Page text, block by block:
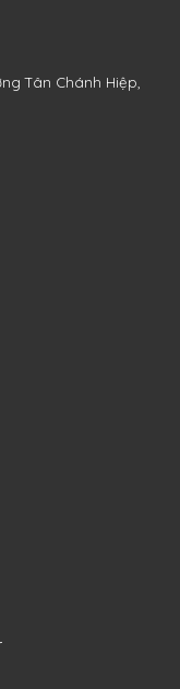
Tân Chánh Hiệp,